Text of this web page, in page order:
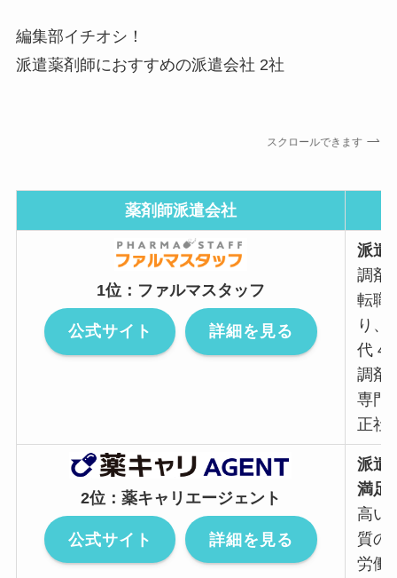
編集部イチオシ！
派遣薬剤師におすすめの派遣会社 2社
スクロールできます
薬剤師派遣会社
1位：ファルマスタッフ
公式サイト 詳細を見る
派遣
調剤
転職
り、
代
調剤
専門
正社
2位：薬キャリエージェント
公式サイト 詳細を見る
派遣
満足
高い
質の
労働